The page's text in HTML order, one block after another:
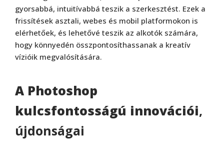
gyorsabbá, intuitívabbá teszik a szerkesztést. Ezek a
frissítések asztali, webes és mobil platformokon is
elérhetőek, és lehetővé teszik az alkotók számára,
hogy könnyedén összpontosíthassanak a kreatív
vízióik megvalósítására.
A Photoshop
kulcsfontosságú innovációi,
újdonságai